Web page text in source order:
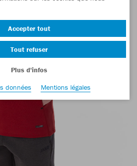
Accepter tout
Tout refuser
Plus d'infos
données
Mentions légales